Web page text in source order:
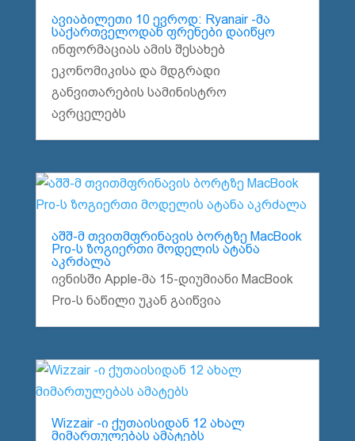
ავიაბილეთი 10 ევროდ: Ryanair -მა
საქართველოდან ფრენები დაიწყო
ინფორმაციას ამის შესახებ
ეკონომიკისა და მდგრადი
განვითარების სამინისტრო
ავრცელებს
აშშ-მ თვითმფრინავის ბორტზე MacBook
Pro-ს ზოგიერთი მოდელის ატანა
აკრძალა
ივნისში Apple-მა 15-დიუმიანი MacBook
Pro-ს ნაწილი უკან გაიწვია
Wizzair -ი ქუთაისიდან 12 ახალ
მიმართულებას ამატებს